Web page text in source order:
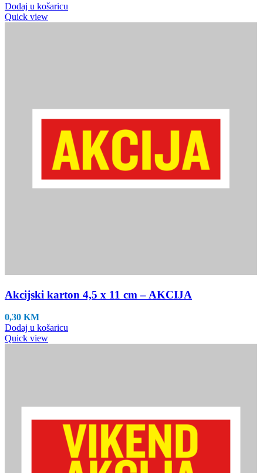
Dodaj u košaricu
Quick view
Akcijski karton 4,5 x 11 cm – AKCIJA
0,30 KM
Dodaj u košaricu
Quick view